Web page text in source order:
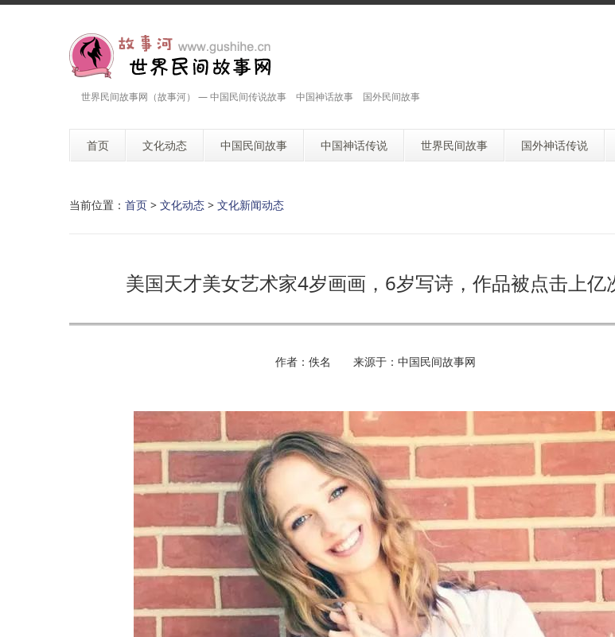
世界民间故事网（故事河） — 中国民间传说故事 中国神话故事 国外民间故事
首页 文化动态 中国民间故事 中国神话传说 世界民间故事 国外神话传说
当前位置： 首页 > 文化动态 > 文化新闻动态
美国天才美女艺术家4岁画画，6岁写诗，作品被点击上亿
作者：佚名 来源于：中国民间故事网